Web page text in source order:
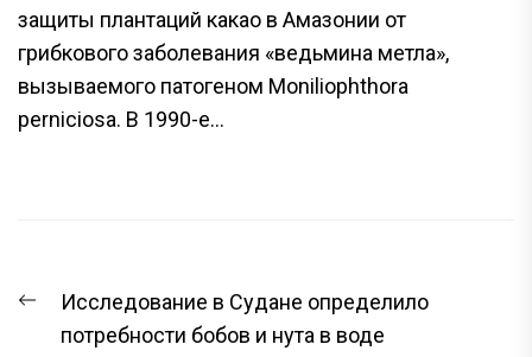
защиты плантаций какао в Амазонии от
грибкового заболевания «ведьмина метла»,
вызываемого патогеном Moniliophthora
perniciosa. В 1990-е...
ПО
Предыдущая
запись:
Исследование в Судане определило
потребности бобов и нута в воде